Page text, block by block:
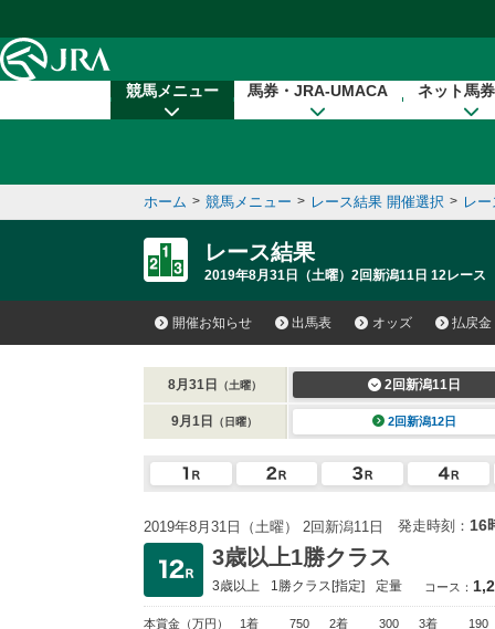
競馬メニュー 馬券・JRA-UMACA ネット馬
ホーム > 競馬メニュー > レース結果 開催選択 > レ
レース結果
2019年8月31日（土曜）2回新潟11日 12レース
開催お知らせ 出馬表 オッズ 払戻金
8月31日 （土曜） 2回新潟11日
9月1日 （日曜） 2回新潟12日
2019年8月31日（土曜） 2回新潟11日 発走時刻： 16
3歳以上1勝クラス
3歳以上 1勝クラス[指定] 定量 コース：
本賞金 （万円） 1着 750 2着 300 3着 190